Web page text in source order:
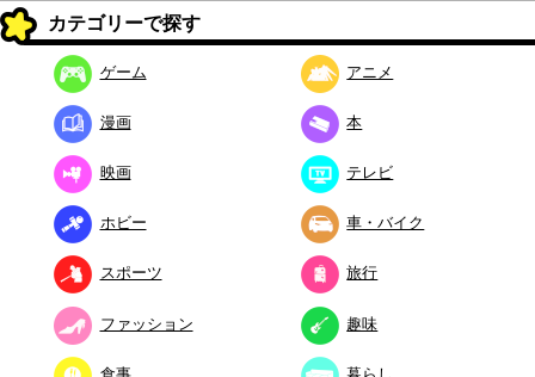
カテゴリーで探す
ゲーム アニメ
漫画 本
映画 テレビ
ホビー 車・バイク
スポーツ 旅行
ファッション 趣味